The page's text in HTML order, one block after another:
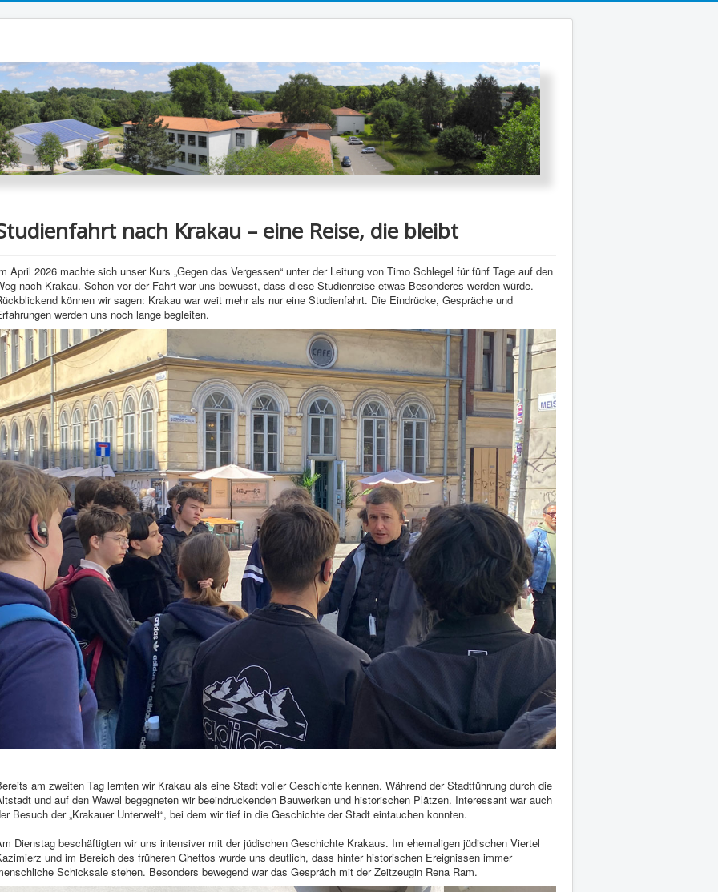
nach Krakau – eine Reise, die bleibt
April 2026 machte sich unser Kurs „Gegen das Vergessen“ unter der Leitung von Timo Schlegel für fünf Tage auf den
nach Krakau. Schon vor der Fahrt war uns bewusst, dass diese Studienreise etwas Besonderes werden würde.
können wir sagen: Krakau war weit mehr als nur eine Studienfahrt. Die Eindrücke, Gespräche und
werden uns noch lange begleiten.
am zweiten Tag lernten wir Krakau als eine Stadt voller Geschichte kennen. Während der Stadtführung durch die
und auf den Wawel begegneten wir beeindruckenden Bauwerken und historischen Plätzen. Interessant war auch
Besuch der „Krakauer Unterwelt“, bei dem wir tief in die Geschichte der Stadt eintauchen konnten.
Dienstag beschäftigten wir uns intensiver mit der jüdischen Geschichte Krakaus. Im ehemaligen jüdischen Viertel
und im Bereich des früheren Ghettos wurde uns deutlich, dass hinter historischen Ereignissen immer
Schicksale stehen. Besonders bewegend war das Gespräch mit der Zeitzeugin Rena Ram.